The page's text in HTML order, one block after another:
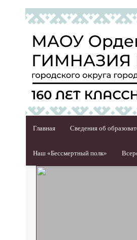
Главная Сведения об
Наш «Бессмертный полк»